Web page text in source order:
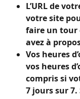
L’URL de
votre site
faire un tour
avez à
Vos heures
vos heures
compris si
7 jours sur